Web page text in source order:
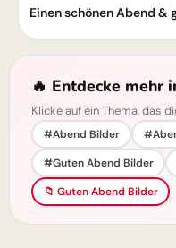
🔥 Entdecke mehr
Klicke auf ein Thema, das
#Abend Bilder
#Guten Abend Bilder
📁 Guten Abend Bilder